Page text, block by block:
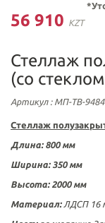
56 910 KZT
Стеллаж
(со
Артикул: МП-ТВ-
Стеллаж
Длина:800 мм
Ширина: 350 мм
Высота:2000 мм
Материал: ЛДСП 16